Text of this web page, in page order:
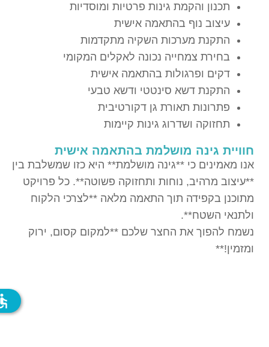
תכנון והקמת גינות פרטיות ומוסדיות
עיצוב נוף בהתאמה אישית
התקנת מערכות השקיה מתקדמות
בחירת צמחייה נכונה לאקלים המקומי
דקים ופרגולות בהתאמה אישית
התקנת דשא סינטטי ודשא טבעי
פתרונות תאורת גן דקורטיבית
תחזוקה ושדרוג גינות קיימות
חוויית גינה מושלמת בהתאמה אישית
אנו מאמינים כי **גינה מושלמת** היא כזו שמשלבת בין
**עיצוב מרהיב, נוחות ותחזוקה פשוטה**. כל פרויקט
מתוכנן בקפידה תוך התאמה מלאה **לצרכי הלקוח
ולתנאי השטח**.
נשמח להפוך את החצר שלכם **למקום קסום, ירוק
ומזמין!**